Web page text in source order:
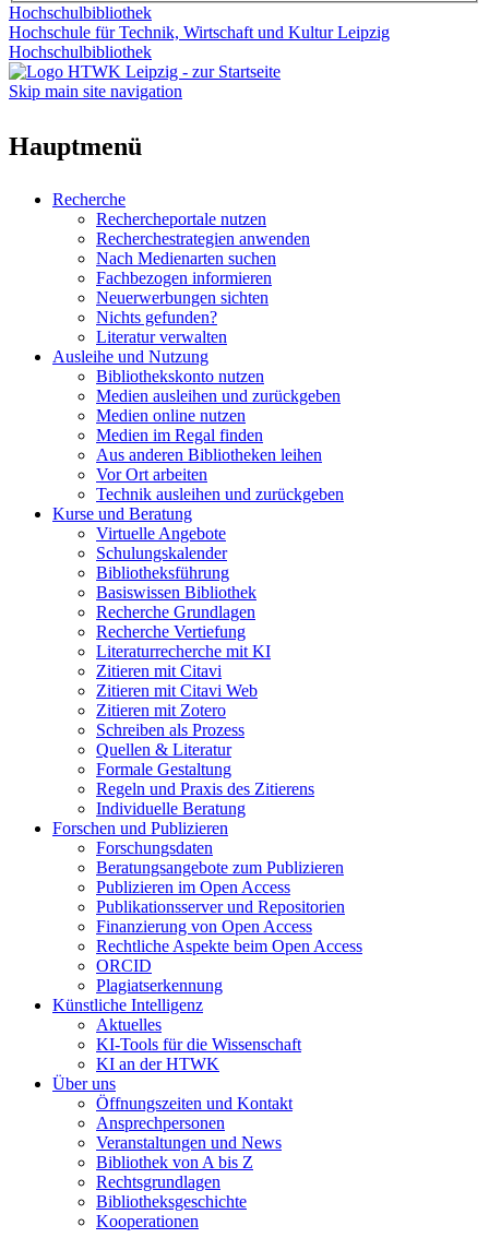
Hochschulbibliothek
Hochschule für Technik, Wirtschaft und Kultur Leipzig
Hochschulbibliothek
Skip main site navigation
Hauptmenü
Recherche
Rechercheportale nutzen
Recherchestrategien anwenden
Nach Medienarten suchen
Fachbezogen informieren
Neuerwerbungen sichten
Nichts gefunden?
Literatur verwalten
Ausleihe und Nutzung
Bibliothekskonto nutzen
Medien ausleihen und zurückgeben
Medien online nutzen
Medien im Regal finden
Aus anderen Bibliotheken leihen
Vor Ort arbeiten
Technik ausleihen und zurückgeben
Kurse und Beratung
Virtuelle Angebote
Schulungskalender
Bibliotheksführung
Basiswissen Bibliothek
Recherche Grundlagen
Recherche Vertiefung
Literaturrecherche mit KI
Zitieren mit Citavi
Zitieren mit Citavi Web
Zitieren mit Zotero
Schreiben als Prozess
Quellen & Literatur
Formale Gestaltung
Regeln und Praxis des Zitierens
Individuelle Beratung
Forschen und Publizieren
Forschungsdaten
Beratungsangebote zum Publizieren
Publizieren im Open Access
Publikationsserver und Repositorien
Finanzierung von Open Access
Rechtliche Aspekte beim Open Access
ORCID
Plagiatserkennung
Künstliche Intelligenz
Aktuelles
KI-Tools für die Wissenschaft
KI an der HTWK
Über uns
Öffnungszeiten und Kontakt
Ansprechpersonen
Veranstaltungen und News
Bibliothek von A bis Z
Rechtsgrundlagen
Bibliotheksgeschichte
Kooperationen